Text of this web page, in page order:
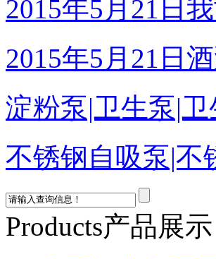
淀粉泵|卫生泵|
不锈钢自吸泵|不
热烈庆祝：我司
05-12]
Products产品展示